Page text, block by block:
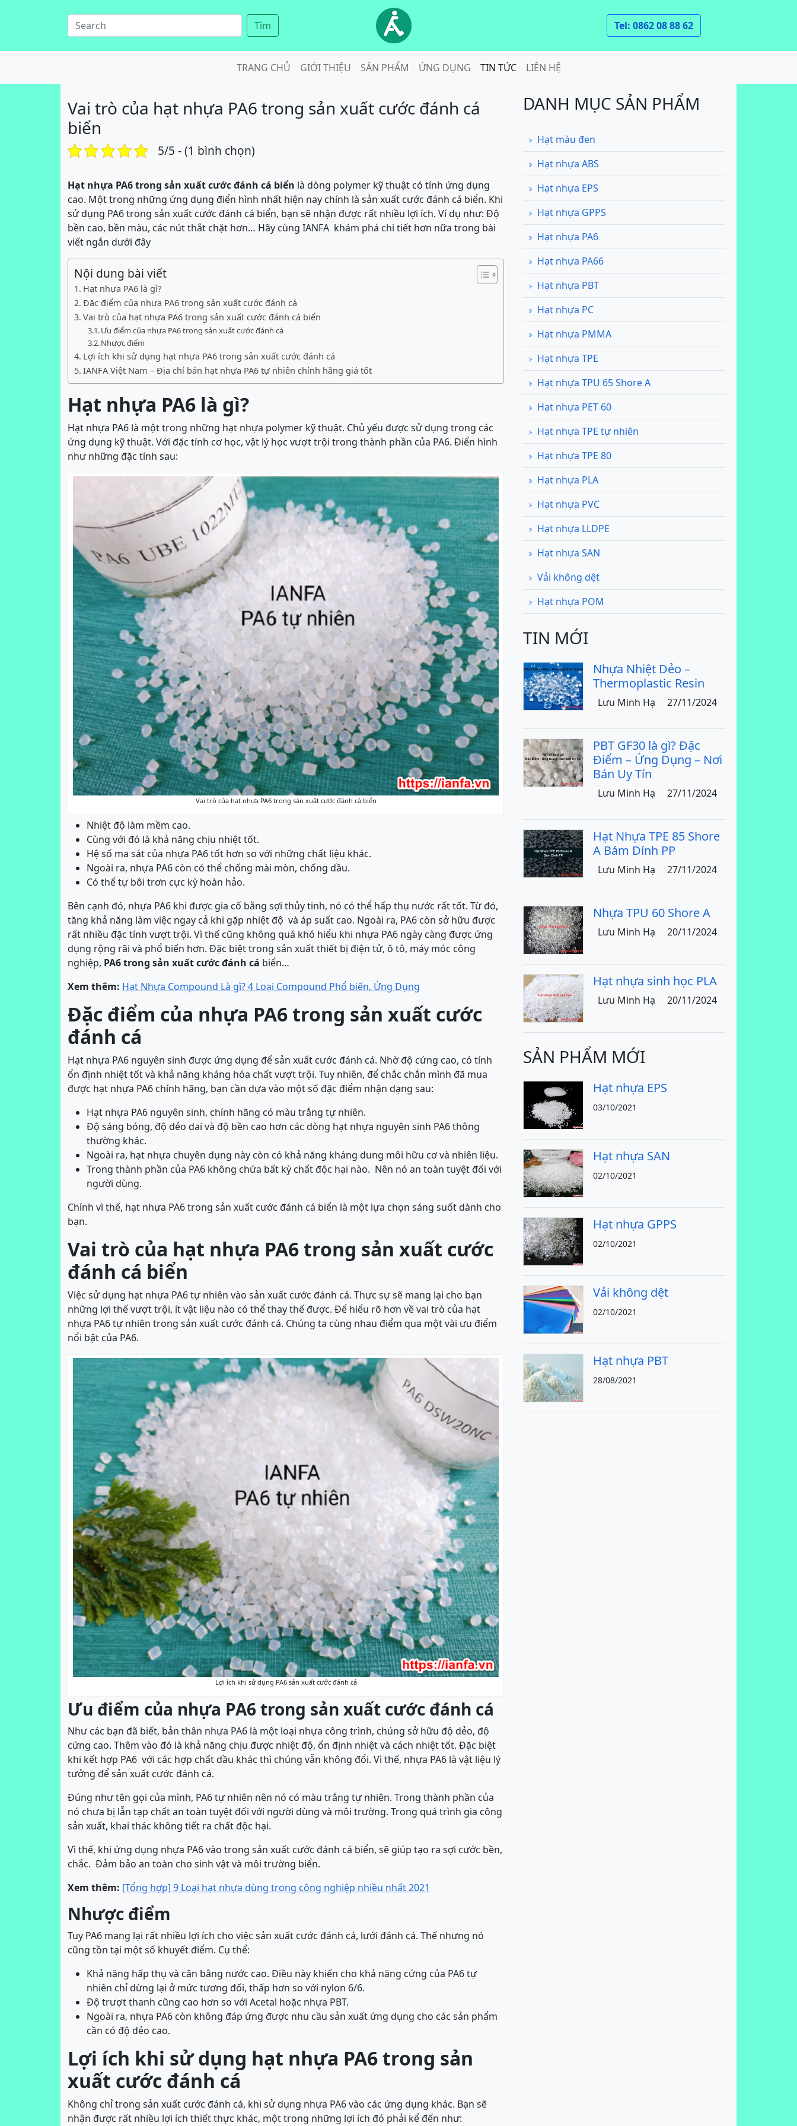
Tìm Tel: 0862 08 88 62
TRANG CHỦ GIỚI THIỆU SẢN PHẨM ỨNG DỤNG TIN TỨC LIÊN HỆ
Vai trò của hạt nhựa PA6 trong sản xuất cước đánh cá
biển
5/5 - (1 bình chọn)
Hạt nhựa PA6 trong sản xuất cước đánh cá biển là dòng polymer kỹ thuật có tính ứng dụng
cao. Một trong những ứng dụng điển hình nhất hiện nay chính là sản xuất cước đánh cá biển. Khi
sử dụng PA6 trong sản xuất cước đánh cá biển, bạn sẽ nhận được rất nhiều lợi ích. Ví dụ như: Độ
bền cao, bền màu, các nút thắt chặt hơn… Hãy cùng IANFA khám phá chi tiết hơn nữa trong bài
viết ngắn dưới đây
Nội dung bài viết
Hạt nhựa PA6 là gì?
Đặc điểm của nhựa PA6 trong sản xuất cước đánh cá
Vai trò của hạt nhựa PA6 trong sản xuất cước đánh cá biển
Ưu điểm của nhựa PA6 trong sản xuất cước đánh cá
Nhược điểm
Lợi ích khi sử dụng hạt nhựa PA6 trong sản xuất cước đánh cá
IANFA Việt Nam – Địa chỉ bán hạt nhựa PA6 tự nhiên chính hãng giá tốt
Hạt nhựa PA6 là gì?
Hạt nhựa PA6 là một trong những hạt nhựa polymer kỹ thuật. Chủ yếu được sử dụng trong các
ứng dụng kỹ thuật. Với đặc tính cơ học, vật lý học vượt trội trong thành phần của PA6. Điển hình
như những đặc tính sau:
Vai trò của hạt nhựa PA6 trong sản xuất cước đánh cá biển
Nhiệt độ làm mềm cao.
Cùng với đó là khả năng chịu nhiệt tốt.
Hệ số ma sát của nhựa PA6 tốt hơn so với những chất liệu khác.
Ngoài ra, nhựa PA6 còn có thể chống mài mòn, chống dầu.
Có thể tự bôi trơn cực kỳ hoàn hảo.
Bên cạnh đó, nhựa PA6 khi được gia cố bằng sợi thủy tinh, nó có thể hấp thụ nước rất tốt. Từ đó,
tăng khả năng làm việc ngay cả khi gặp nhiệt độ và áp suất cao. Ngoài ra, PA6 còn sở hữu được
rất nhiều đặc tính vượt trội. Vì thế cũng không quá khó hiểu khi nhựa PA6 ngày càng được ứng
dụng rộng rãi và phổ biến hơn. Đặc biệt trong sản xuất thiết bị điện tử, ô tô, máy móc công
nghiệp, PA6 trong sản xuất cước đánh cá biển…
Xem thêm: Hạt Nhựa Compound Là gì? 4 Loại Compound Phổ biến, Ứng Dụng
Đặc điểm của nhựa PA6 trong sản xuất cước
đánh cá
Hạt nhựa PA6 nguyên sinh được ứng dụng để sản xuất cước đánh cá. Nhờ độ cứng cao, có tính
ổn định nhiệt tốt và khả năng kháng hóa chất vượt trội. Tuy nhiên, để chắc chắn mình đã mua
được hạt nhựa PA6 chính hãng, bạn cần dựa vào một số đặc điểm nhận dạng sau:
Hạt nhựa PA6 nguyên sinh, chính hãng có màu trắng tự nhiên.
Độ sáng bóng, độ dẻo dai và độ bền cao hơn các dòng hạt nhựa nguyên sinh PA6 thông
thường khác.
Ngoài ra, hạt nhựa chuyên dụng này còn có khả năng kháng dung môi hữu cơ và nhiên liệu.
Trong thành phần của PA6 không chứa bất kỳ chất độc hại nào. Nên nó an toàn tuyệt đối với
người dùng.
Chính vì thế, hạt nhựa PA6 trong sản xuất cước đánh cá biển là một lựa chọn sáng suốt dành cho
bạn.
Vai trò của hạt nhựa PA6 trong sản xuất cước
đánh cá biển
Việc sử dụng hạt nhựa PA6 tự nhiên vào sản xuất cước đánh cá. Thực sự sẽ mang lại cho bạn
những lợi thế vượt trội, ít vật liệu nào có thể thay thế được. Để hiểu rõ hơn về vai trò của hạt
nhựa PA6 tự nhiên trong sản xuất cước đánh cá. Chúng ta cùng nhau điểm qua một vài ưu điểm
nổi bật của PA6.
Lợi ích khi sử dụng PA6 sản xuất cước đánh cá
Ưu điểm của nhựa PA6 trong sản xuất cước đánh cá
Như các bạn đã biết, bản thân nhựa PA6 là một loại nhựa công trình, chúng sở hữu độ dẻo, độ
cứng cao. Thêm vào đó là khả năng chịu được nhiệt độ, ổn định nhiệt và cách nhiệt tốt. Đặc biệt
khi kết hợp PA6 với các hợp chất dầu khác thì chúng vẫn không đổi. Vì thế, nhựa PA6 là vật liệu lý
tưởng để sản xuất cước đánh cá.
Đúng như tên gọi của mình, PA6 tự nhiên nên nó có màu trắng tự nhiên. Trong thành phần của
nó chưa bị lẫn tạp chất an toàn tuyệt đối với người dùng và môi trường. Trong quá trình gia công
sản xuất, khai thác không tiết ra chất độc hại.
Vì thế, khi ứng dụng nhựa PA6 vào trong sản xuất cước đánh cá biển, sẽ giúp tạo ra sợi cước bền,
chắc. Đảm bảo an toàn cho sinh vật và môi trường biển.
Xem thêm: [Tổng hợp] 9 Loại hạt nhựa dùng trong công nghiệp nhiều nhất 2021
Nhược điểm
Tuy PA6 mang lại rất nhiều lợi ích cho việc sản xuất cước đánh cá, lưới đánh cá. Thế nhưng nó
cũng tồn tại một số khuyết điểm. Cụ thể:
Khả năng hấp thụ và cân bằng nước cao. Điều này khiến cho khả năng cứng của PA6 tự
nhiên chỉ dừng lại ở mức tương đối, thấp hơn so với nylon 6/6.
Độ trượt thanh cũng cao hơn so với Acetal hoặc nhựa PBT.
Ngoài ra, nhựa PA6 còn không đáp ứng được nhu cầu sản xuất ứng dụng cho các sản phẩm
cần có độ dẻo cao.
Lợi ích khi sử dụng hạt nhựa PA6 trong sản
xuất cước đánh cá
Không chỉ trong sản xuất cước đánh cá, khi sử dụng nhựa PA6 vào các ứng dụng khác. Bạn sẽ
nhận được rất nhiều lợi ích thiết thực khác, một trong những lợi ích đó phải kể đến như:
DANH MỤC SẢN PHẨM
Hạt màu đen
Hạt nhựa ABS
Hạt nhựa EPS
Hạt nhựa GPPS
Hạt nhựa PA6
Hạt nhựa PA66
Hạt nhựa PBT
Hạt nhựa PC
Hạt nhựa PMMA
Hạt nhựa TPE
Hạt nhựa TPU 65 Shore A
Hạt nhựa PET 60
Hạt nhựa TPE tự nhiên
Hạt nhựa TPE 80
Hạt nhựa PLA
Hạt nhựa PVC
Hạt nhựa LLDPE
Hạt nhựa SAN
Vải không dệt
Hạt nhựa POM
TIN MỚI
Nhựa Nhiệt Dẻo –
Thermoplastic Resin
Lưu Minh Hạ 27/11/2024
PBT GF30 là gì? Đặc
Điểm – Ứng Dụng – Nơi
Bán Uy Tín
Lưu Minh Hạ 27/11/2024
Hạt Nhựa TPE 85 Shore
A Bám Dính PP
Lưu Minh Hạ 27/11/2024
Nhựa TPU 60 Shore A
Lưu Minh Hạ 20/11/2024
Hạt nhựa sinh học PLA
Lưu Minh Hạ 20/11/2024
SẢN PHẨM MỚI
Hạt nhựa EPS
03/10/2021
Hạt nhựa SAN
02/10/2021
Hạt nhựa GPPS
02/10/2021
Vải không dệt
02/10/2021
Hạt nhựa PBT
28/08/2021